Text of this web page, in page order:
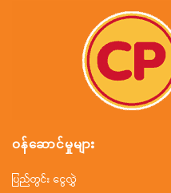
ဝန်ဆောင်မှုများ
ပြည်တွင်း ငွေလွှဲ